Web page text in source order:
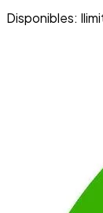
Disponibles: